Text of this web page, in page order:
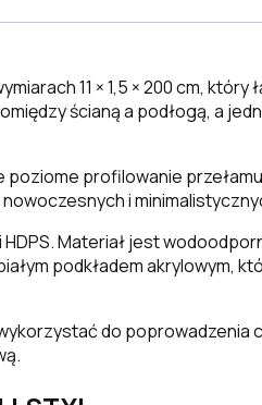
11 × 1,5 × 200 cm,
ścianą a podłogą, a
poziome profilowanie
i
Materiał jest
podkładem akrylowym,
do